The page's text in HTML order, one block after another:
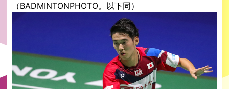
（BADMINTONPHOTO。以下同）